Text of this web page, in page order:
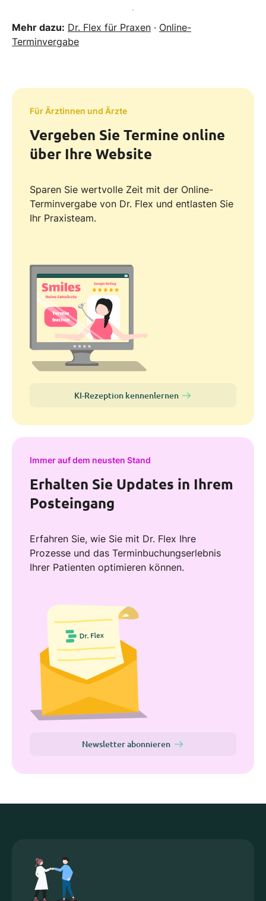
Mehr dazu: Dr. Flex für Praxen · Online-
Terminvergabe
Für Ärztinnen und Ärzte
Vergeben Sie Termine online
über Ihre Website
Sparen Sie wertvolle Zeit mit der Online-
Terminvergabe von Dr. Flex und entlasten Sie
Ihr Praxisteam.
KI-Rezeption kennenlernen
Immer auf dem neusten Stand
Erhalten Sie Updates in Ihrem
Posteingang
Erfahren Sie, wie Sie mit Dr. Flex Ihre
Prozesse und das Terminbuchungserlebnis
Ihrer Patienten optimieren können.
Newsletter abonnieren